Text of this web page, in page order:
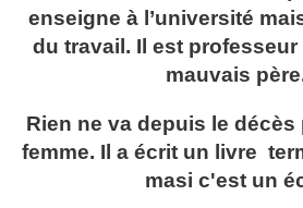
enseigne à l’université
du travail. Il est professeur
mauvais
Rien ne va depuis le décès
femme. Il a écrit un livre
masi c'est un